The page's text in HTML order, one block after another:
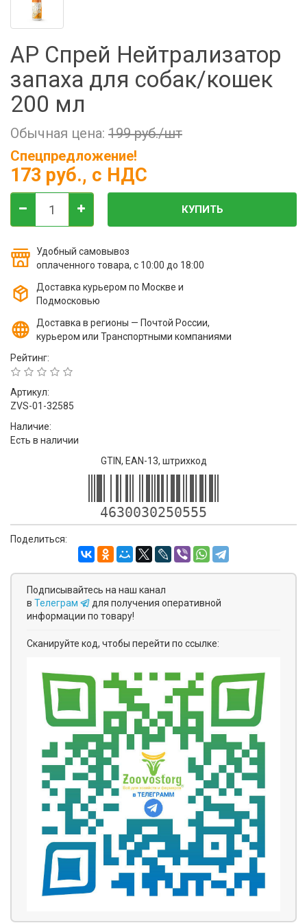
Фильтры молочные
Электронная маркировка коров
Держатели лизунцов
AP Спрей Нейтрализатор
запаха для собак/кошек
200 мл
Обычная цена: 199 руб./шт
Спецпредложение!
173 руб., с НДС
КУПИТЬ
Удобный самовывоз
оплаченного товара, с 10:00 до 18:00
Доставка курьером по Москве и
Подмосковью
Доставка в регионы — Почтой России,
курьером или Транспортными компаниями
Рейтинг:
Артикул:
ZVS-01-32585
Наличие:
Есть в наличии
GTIN, EAN-13, штрихкод
4630030250555
Поделиться:
Подписывайтесь на наш канал
в Телеграм
для получения оперативной
информации по товару!
Сканируйте код, чтобы перейти по ссылке: